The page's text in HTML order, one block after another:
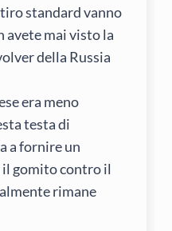
standard vanno
avete mai visto la
della Russia
era meno
testa di
a fornire un
gomito contro il
rimane